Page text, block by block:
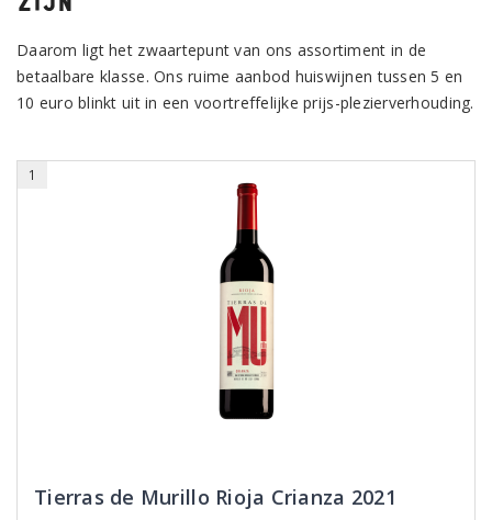
Daarom ligt het zwaartepunt van ons assortiment in de
betaalbare klasse. Ons ruime aanbod huiswijnen tussen 5 en
10 euro blinkt uit in een voortreffelijke prijs-plezierverhouding.
1
Tierras de Murillo Rioja Crianza 2021